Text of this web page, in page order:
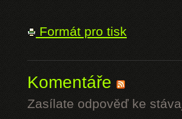
Formát pro tisk
Komentáře
Zasílate odpověď ke